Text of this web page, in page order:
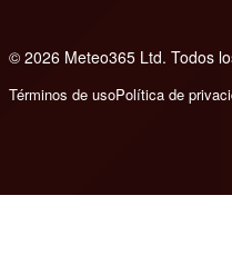
© 2026 Meteo365 Ltd. Todos
Términos de usoPolítica de